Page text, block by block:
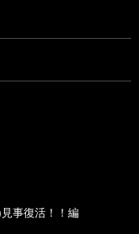
事復活！！編